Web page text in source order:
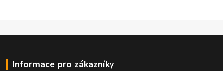
Informace pro zákazníky